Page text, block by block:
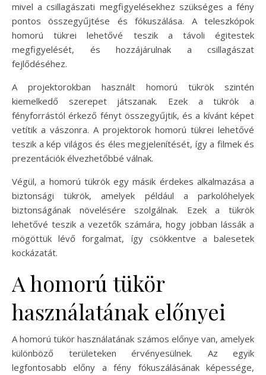
mivel a csillagászati megfigyelésekhez szükséges a fény
pontos összegyűjtése és fókuszálása. A teleszkópok
homorú tükrei lehetővé teszik a távoli égitestek
megfigyelését, és hozzájárulnak a csillagászat
fejlődéséhez.
A projektorokban használt homorú tükrök szintén
kiemelkedő szerepet játszanak. Ezek a tükrök a
fényforrástól érkező fényt összegyűjtik, és a kívánt képet
vetítik a vászonra. A projektorok homorú tükrei lehetővé
teszik a kép világos és éles megjelenítését, így a filmek és
prezentációk élvezhetőbbé válnak.
Végül, a homorú tükrök egy másik érdekes alkalmazása a
biztonsági tükrök, amelyek például a parkolóhelyek
biztonságának növelésére szolgálnak. Ezek a tükrök
lehetővé teszik a vezetők számára, hogy jobban lássák a
mögöttük lévő forgalmat, így csökkentve a balesetek
kockázatát.
A homorú tükör
használatának előnyei
A homorú tükör használatának számos előnye van, amelyek
különböző területeken érvényesülnek. Az egyik
legfontosabb előny a fény fókuszálásának képessége,